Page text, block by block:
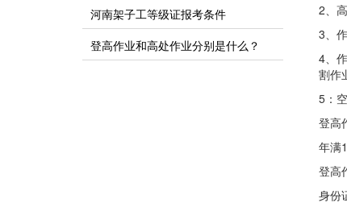
2、
3、
4、
割作
5：
登高
年满
登高
身份
河南架子工等级证报考条件
登高作业和高处作业分别是什么？